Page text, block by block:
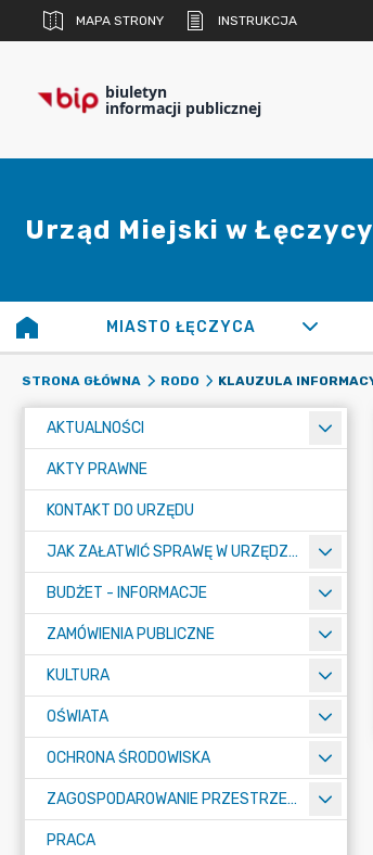
MAPA STRONY INSTRUKCJA
biuletyn
informacji publicznej
Urząd Miejski w Łęczycy
MIASTO ŁĘCZYCA
STRONA GŁÓWNA RODO
AKTUALNOŚCI
AKTY PRAWNE
KONTAKT DO URZĘDU
JAK ZAŁATWIĆ SPRAWĘ W URZĘDZIE
BUDŻET - INFORMACJE
ZAMÓWIENIA PUBLICZNE
KULTURA
OŚWIATA
OCHRONA ŚRODOWISKA
ZAGOSPODAROWANIE PRZESTRZENNE
PRACA